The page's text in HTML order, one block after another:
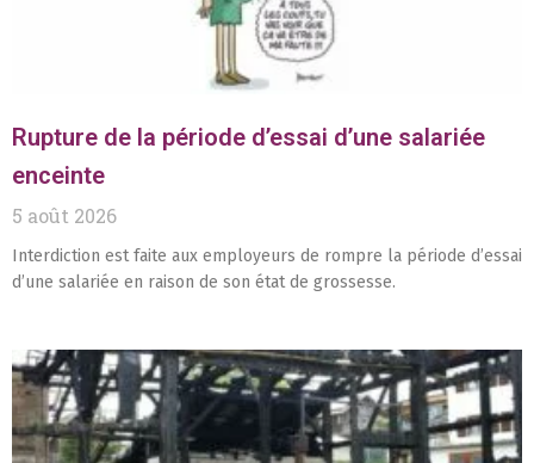
Rupture de la période d’essai d’une salariée
enceinte
5 août 2026
Interdiction est faite aux employeurs de rompre la période d’essai
d’une salariée en raison de son état de grossesse.